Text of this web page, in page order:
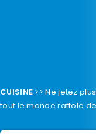
CUISINE >>Ne jetez
tout le monde raffole